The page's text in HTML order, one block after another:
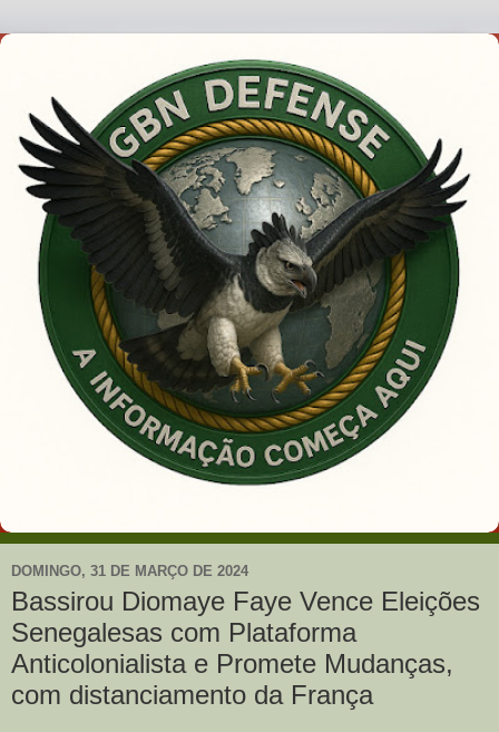
DOMINGO, 31 DE MARÇO DE 2024
Bassirou Diomaye Faye Vence Eleições
Senegalesas com Plataforma
Anticolonialista e Promete Mudanças,
com distanciamento da França